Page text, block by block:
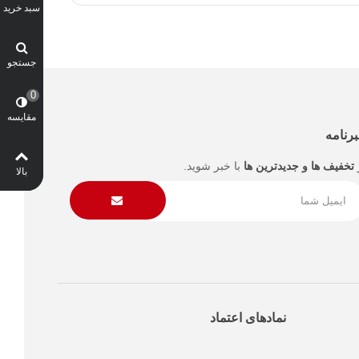
تخفیف ها و جدیدترین ها با خبر شوید.
نمادهای اعتماد
سبد خرید
جستجو
مقایسه
0
بالا